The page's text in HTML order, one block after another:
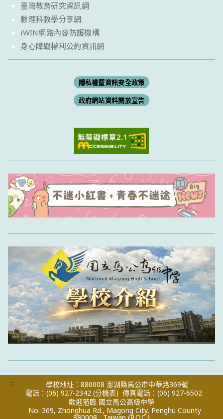
臺灣教育研究資訊網
數理科教學分享網
iWIN網路內容防護機構
身心障礙權利公約資訊網
隱私權暨資訊安全政策
政府網站資料開放宣告
:::
學校地址：880008 澎湖縣馬公市中華路369號
電話：(06) 927-2342 (分機表) 傳真電話：(06) 927-6502
歡迎蒞臨 國立馬公高級中學
No. 369, Zhonghua Rd., Magong City, Penghu County